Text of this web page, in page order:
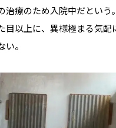
治療のため入院中だという
目以上に、異様極まる気配
。